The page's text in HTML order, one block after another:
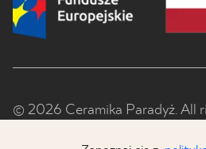
© 2026 Ceramika Paradyż. All